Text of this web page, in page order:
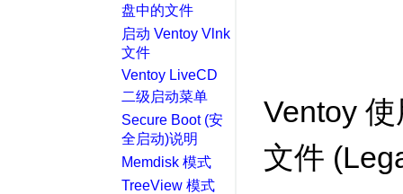
盘中的文件
启动 Ventoy Vlnk
文件
Ventoy LiveCD
二级启动菜单
Secure Boot (安
全启动)说明
Memdisk 模式
TreeView 模式
Ventoy
文件